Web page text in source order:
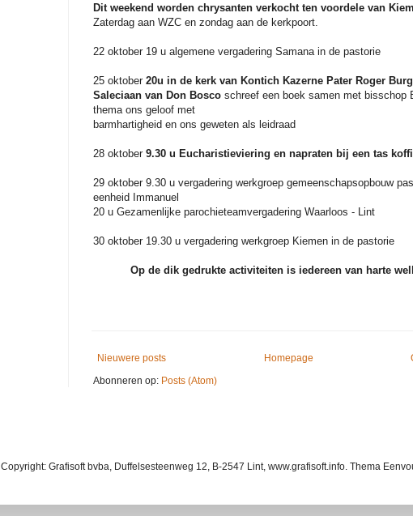
Dit weekend worden chrysanten verkocht ten voordele van
Zaterdag aan WZC en zondag aan de kerkpoort.
22 oktober 19 u algemene vergadering Samana in de pastorie
25 oktober 20u in de kerk van Kontich Kazerne Pater Roger
Saleciaan van Don Bosco schreef een boek samen met bisschop
thema ons geloof met
barmhartigheid en ons geweten als leidraad
28 oktober 9.30 u Eucharistieviering en napraten bij een tas
29 oktober 9.30 u vergadering werkgroep gemeenschapsopbouw
eenheid Immanuel
20 u Gezamenlijke parochieteamvergadering Waarloos - Lint
30 oktober 19.30 u vergadering werkgroep Kiemen in de pastorie
Op de dik gedrukte activiteiten is iedereen van harte
Nieuwere posts
Homepage
Abonneren op: Posts (Atom)
Copyright: Grafisoft bvba, Duffelsesteenweg 12, B-2547 Lint, www.grafisoft.info. Thema